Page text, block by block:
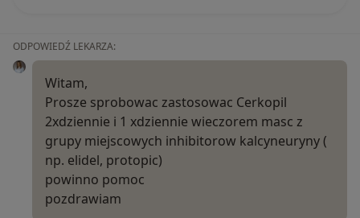
ODPOWIEDŹ LEKARZA:
Witam,
Prosze sprobowac zastosowac Cerkopil
2xdziennie i 1 xdziennie wieczorem masc z
grupy miejscowych inhibitorow kalcyneuryny (
np. elidel, protopic)
powinno pomoc
pozdrawiam